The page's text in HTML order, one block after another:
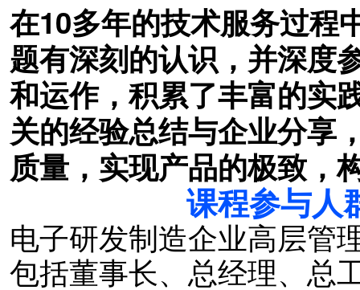
在10多年的技术服务过程
题有深刻的认识，并深度
和运作，积累了丰富的实
关的经验总结与企业分享
质量，实现产品的极致，
课程参与人
电子研发制造企业高层管
包括董事长、总经理、总